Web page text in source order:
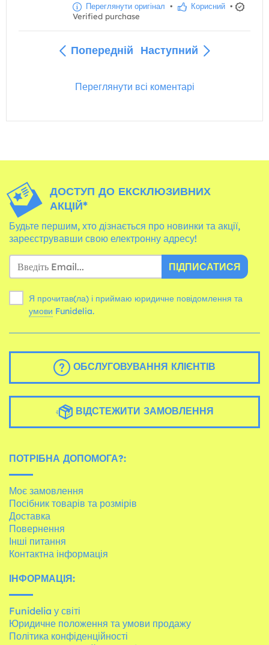
Переглянути оригінал • Корисний •
Verified purchase
Попередній Наступний
Переглянути всі коментарі
ДОСТУП ДО ЕКСКЛЮЗИВНИХ
АКЦІЙ*
Будьте першим, хто дізнається про новинки та акції,
зареєструвавши свою електронну адресу!
ПІДПИСАТИСЯ
Я прочитав(ла) і приймаю юридичне повідомлення та
умови Funidelia.
ОБСЛУГОВУВАННЯ КЛІЄНТІВ
ВІДСТЕЖИТИ ЗАМОВЛЕННЯ
ПОТРІБНА ДОПОМОГА?:
Моє замовлення
Посібник товарів та розмірів
Доставка
Повернення
Інші питання
Контактна інформація
ІНФОРМАЦІЯ:
Funidelia у світі
Юридичне положення та умови продажу
Політика конфіденційності